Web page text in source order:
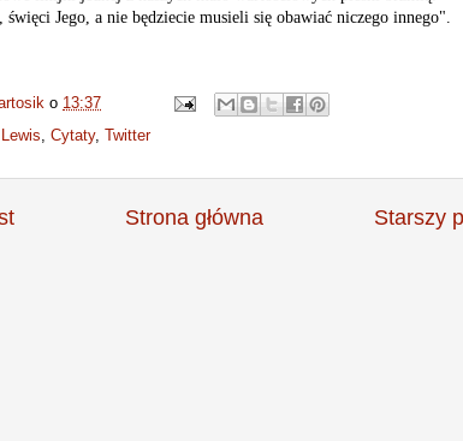
święci Jego, a nie będziecie musieli się obawiać niczego innego".
o 13:37
Cytaty, Twitter
Starszy
Strona główna